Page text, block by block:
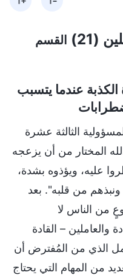
(21)
القسم
الكذبة عندما يتسبب
الثالثة عشرة
المختار من أن يزعجه
عليه، ويؤذوه بشدة،
من قلبه". بعد
من الناس لا
والعاملين – القادة
الذي من المُفترض أن
من المهام التي يحتاج